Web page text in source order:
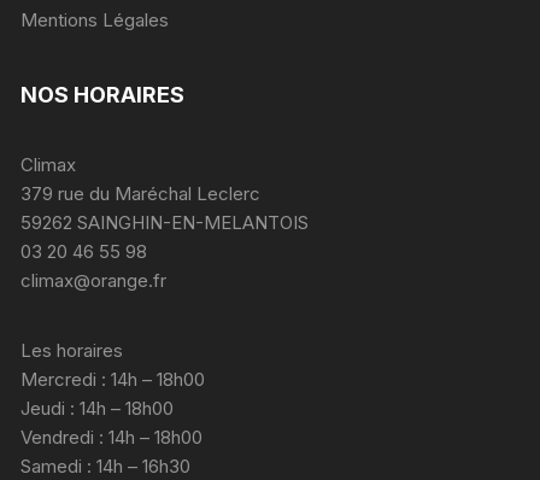
Mentions Légales
NOS HORAIRES
Climax
379 rue du Maréchal Leclerc
59262 SAINGHIN-EN-MELANTOIS
03 20 46 55 98
climax@orange.fr
Les horaires
Mercredi : 14h – 18h00
Jeudi : 14h – 18h00
Vendredi : 14h – 18h00
Samedi : 14h – 16h30